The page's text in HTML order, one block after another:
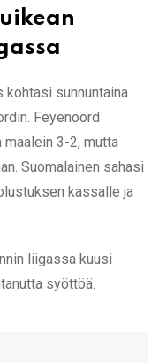
kohtasi sunnuntaina
Feyenoord
3-2, mutta
Suomalainen sahasi
kassalle ja
liigassa kuusi
syöttöä.